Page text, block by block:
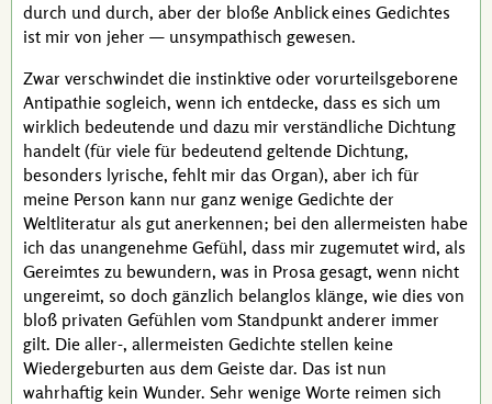
durch und durch, aber der bloße Anblick eines Gedichtes
ist mir von jeher — unsympathisch gewesen.
Zwar verschwindet die instinktive oder vorurteilsgeborene
Antipathie sogleich, wenn ich entdecke, dass es sich um
wirklich bedeutende und dazu mir verständliche Dichtung
handelt (für viele für bedeutend geltende Dichtung,
besonders lyrische, fehlt mir das Organ), aber ich für
meine Person kann nur ganz wenige Gedichte der
Weltliteratur als gut anerkennen; bei den allermeisten habe
ich das unangenehme Gefühl, dass mir zugemutet wird, als
Gereimtes zu bewundern, was in Prosa gesagt, wenn nicht
ungereimt, so doch gänzlich belanglos klänge, wie dies von
bloß privaten Gefühlen vom Standpunkt anderer immer
gilt. Die aller-, allermeisten Gedichte stellen keine
Wiedergeburten aus dem Geiste dar. Das ist nun
wahrhaftig kein Wunder. Sehr wenige Worte reimen sich